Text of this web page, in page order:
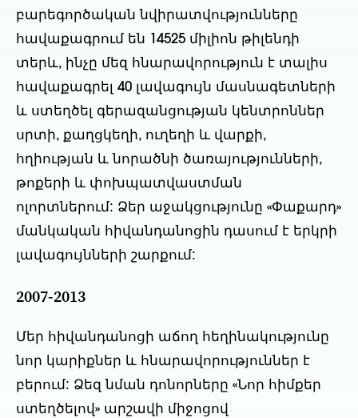
բարեգործական նվիրատվությունները
հավաքագրում են 14525 միլիոն թիլենդի
տերև, ինչը մեզ հնարավորություն է տալիս
հավաքագրել 40 լավագույն մասնագետների
և ստեղծել գերազանցության կենտրոններ
սրտի, քաղցկեղի, ուղեղի և վարքի,
հղիության և նորածնի ծառայությունների,
թոքերի և փոխպատվաստման
ոլորտներում: Ձեր աջակցությունը «Փաքարդ»
մանկական հիվանդանոցին դասում է երկրի
լավագույնների շարքում:
2007-2013
Մեր հիվանդանոցի աճող հեղինակությունը
նոր կարիքներ և հնարավորություններ է
բերում: Ձեզ նման դոնորները «Նոր հիմքեր
ստեղծելով» արշավի միջոցով